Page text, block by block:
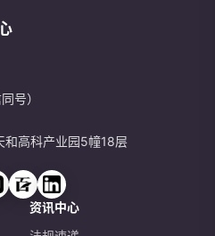
号）
和高科产业园5幢18层
资讯中心